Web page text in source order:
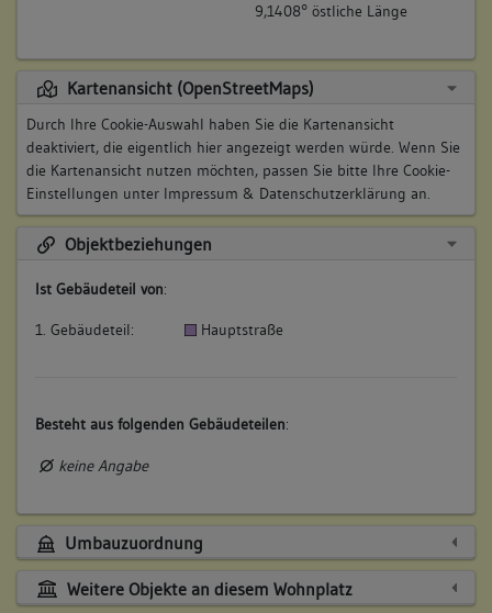
9,1408° östliche Länge
Kartenansicht (OpenStreetMaps)
Durch Ihre Cookie-Auswahl haben Sie die Kartenansicht
deaktiviert, die eigentlich hier angezeigt werden würde. Wenn Sie
die Kartenansicht nutzen möchten, passen Sie bitte Ihre Cookie-
Einstellungen unter Impressum & Datenschutzerklärung an.
Objektbeziehungen
Ist Gebäudeteil von:
1. Gebäudeteil: Hauptstraße
Besteht aus folgenden Gebäudeteilen:
keine Angabe
Umbauzuordnung
Weitere Objekte an diesem Wohnplatz